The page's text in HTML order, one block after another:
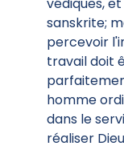
sanskrite;
percevoir
travail doit
homme
dans le
réaliser